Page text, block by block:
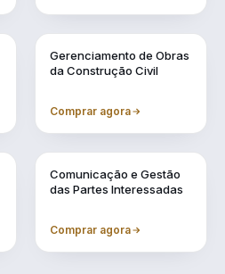
Gerenciamento de Obras
da Construção Civil
Comprar agora
Comunicação e Gestão
das Partes Interessadas
Comprar agora